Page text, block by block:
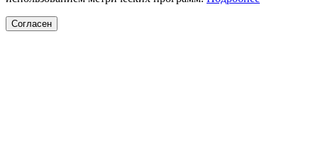
Согласен